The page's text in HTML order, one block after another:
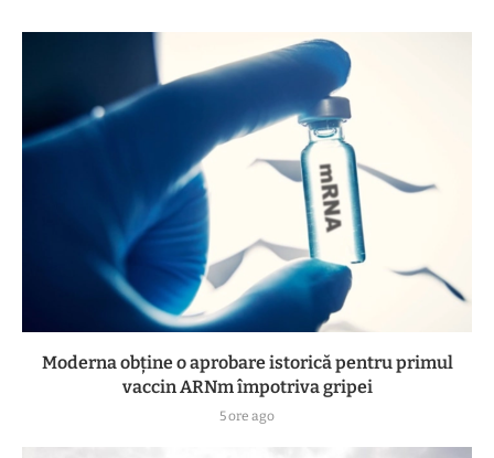
Moderna obține o aprobare istorică pentru primul
vaccin ARNm împotriva gripei
5 ore ago